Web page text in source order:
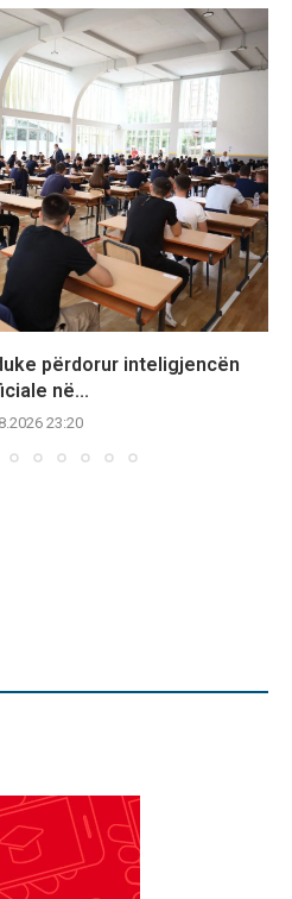
përdorur inteligjencën
në...
23:20